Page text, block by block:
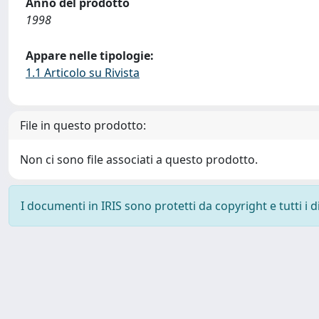
1998
Appare nelle tipologie:
1.1 Articolo su Rivista
File in questo prodotto:
Non ci sono file associati a questo prodotto.
I documenti in IRIS sono protetti da copyright e tutti i